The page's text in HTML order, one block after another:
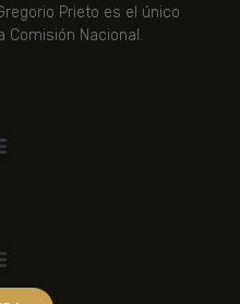
Prieto es el único
Nacional.